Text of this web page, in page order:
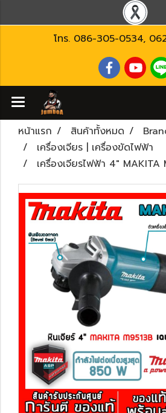
โทร. 086-305-0534,
หน้าแรก สินค้าทั้งหมด
เครื่องเจียร | เครื่องขัดไฟฟ้า
เครื่องเจียรไฟฟ้า 4" MAKITA